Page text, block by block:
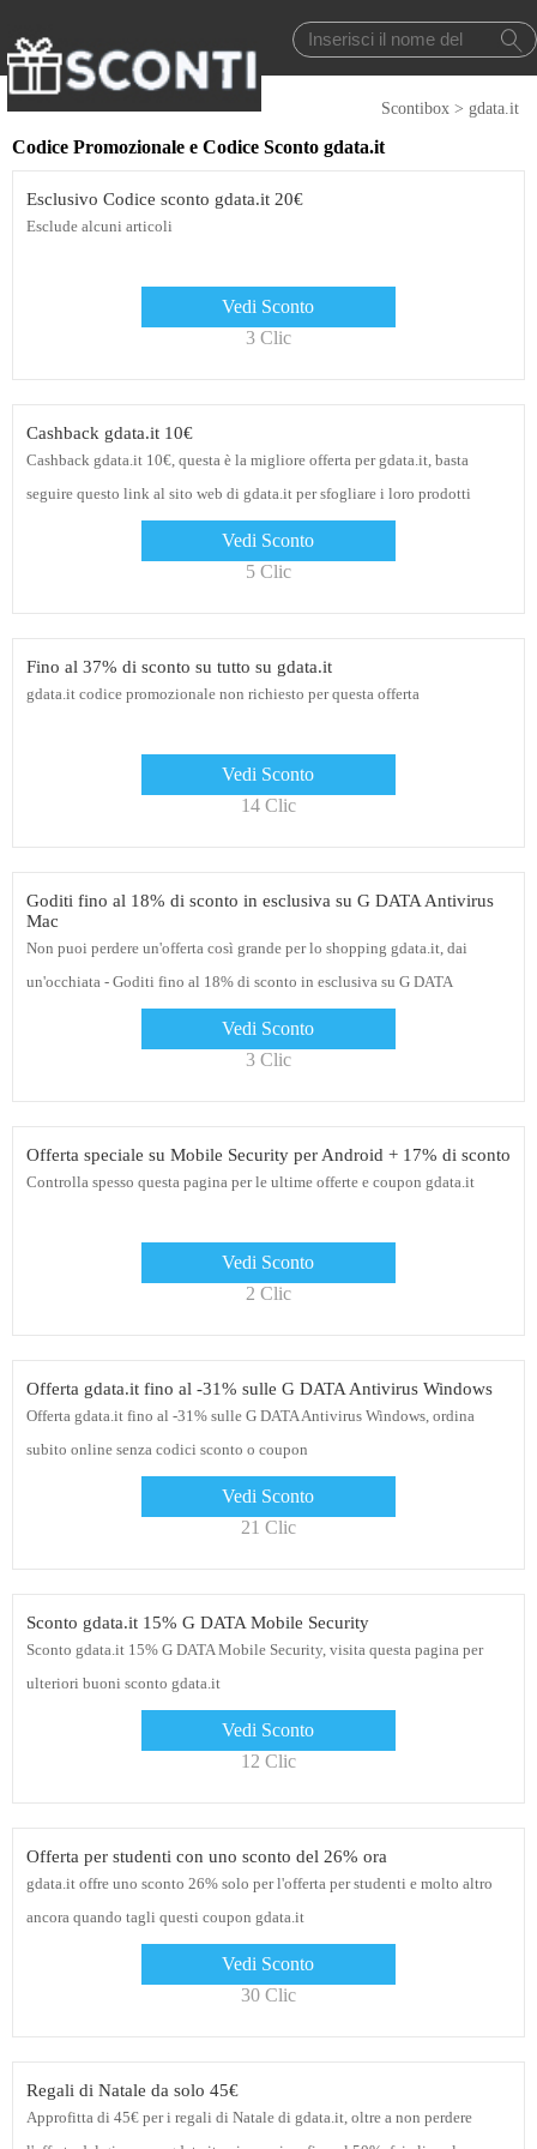
Scontibox > gdata.it
Codice Promozionale e Codice Sconto gdata.it
Esclusivo Codice sconto gdata.it 20€
Esclude alcuni articoli
Vedi Sconto
3 Clic
Cashback gdata.it 10€
Cashback gdata.it 10€, questa è la migliore offerta per gdata.it, basta
seguire questo link al sito web di gdata.it per sfogliare i loro prodotti
Vedi Sconto
5 Clic
Fino al 37% di sconto su tutto su gdata.it
gdata.it codice promozionale non richiesto per questa offerta
Vedi Sconto
14 Clic
Goditi fino al 18% di sconto in esclusiva su G DATA Antivirus
Mac
Non puoi perdere un'offerta così grande per lo shopping gdata.it, dai
un'occhiata - Goditi fino al 18% di sconto in esclusiva su G DATA
Vedi Sconto
3 Clic
Offerta speciale su Mobile Security per Android + 17% di sconto
Controlla spesso questa pagina per le ultime offerte e coupon gdata.it
Vedi Sconto
2 Clic
Offerta gdata.it fino al -31% sulle G DATA Antivirus Windows
Offerta gdata.it fino al -31% sulle G DATA Antivirus Windows, ordina
subito online senza codici sconto o coupon
Vedi Sconto
21 Clic
Sconto gdata.it 15% G DATA Mobile Security
Sconto gdata.it 15% G DATA Mobile Security, visita questa pagina per
ulteriori buoni sconto gdata.it
Vedi Sconto
12 Clic
Offerta per studenti con uno sconto del 26% ora
gdata.it offre uno sconto 26% solo per l'offerta per studenti e molto altro
ancora quando tagli questi coupon gdata.it
Vedi Sconto
30 Clic
Regali di Natale da solo 45€
Approfitta di 45€ per i regali di Natale di gdata.it, oltre a non perdere